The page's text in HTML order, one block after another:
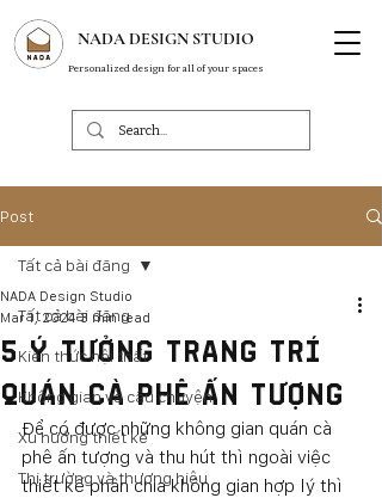
NADA DESIGN STUDIO
Personalized design for all of your spaces
Post
Tất cả bài đăng
Kiến thức nội thất
Không gian và câu chuyện
Xu hướng thiết kế
Thị trường và thương hiệu
Tất cả bài đăng
5 Ý TƯỞNG TRANG TRÍ
QUÁN CÀ PHÊ ẤN TƯỢNG
NADA Design Studio
Mar 1, 2024 3 min read
Để có được những không gian quán cà
phê ấn tượng và thu hút thì ngoài việc
thiết kế phân chia không gian hợp lý thì